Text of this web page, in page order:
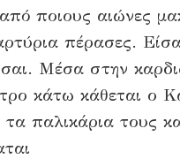
ποιους αιώνες
πέρασες.
Μέσα στην
κάτω κάθεται ο
τα παλικάρια τους